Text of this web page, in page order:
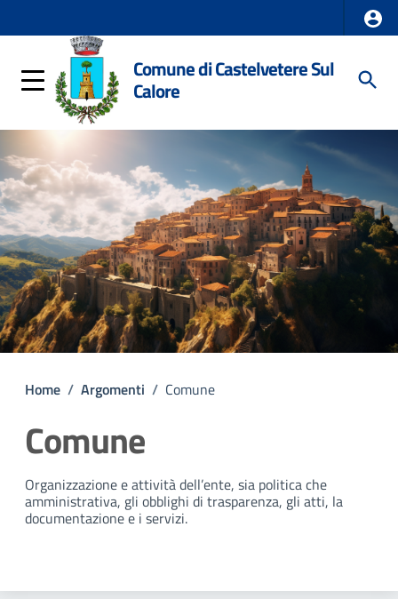
Comune di Castelvetere Sul
Calore
Home / Argomenti / Comune
Comune
Dettagli della notizia
Organizzazione e attività dell’ente, sia politica che
amministrativa, gli obblighi di trasparenza, gli atti, la
documentazione e i servizi.